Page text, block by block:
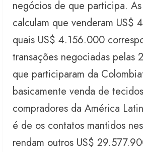
negócios de que participa.
calculam que venderam US$
quais US$ 4.156.000
transações negociadas pelas
que participaram da
basicamente venda de
compradores da América
é de os contatos mantidos
rendam outros US$